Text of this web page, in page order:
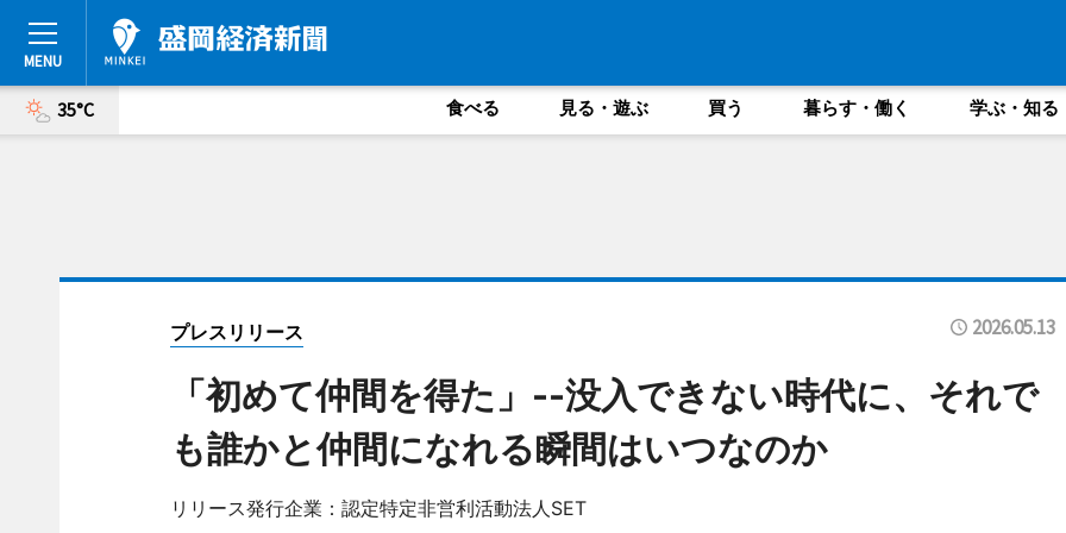
35°C 食べる 見る・遊ぶ 買う 暮らす・働く 学ぶ・知る
プレスリリース 2026.05.13
「初めて仲間を得た」--没入できない時代に、それで
も誰かと仲間になれる瞬間はいつなのか
リリース発行企業：認定特定非営利活動法人SET